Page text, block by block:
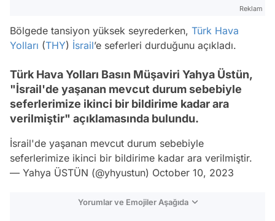
Reklam
Bölgede tansiyon yüksek seyrederken, Türk Hava
Yolları (THY) İsrail’e seferleri durduğunu açıkladı.
Türk Hava Yolları Basın Müşaviri Yahya Üstün,
"İsrail'de yaşanan mevcut durum sebebiyle
seferlerimize ikinci bir bildirime kadar ara
verilmiştir" açıklamasında bulundu.
İsrail'de yaşanan mevcut durum sebebiyle
seferlerimize ikinci bir bildirime kadar ara verilmiştir.
— Yahya ÜSTÜN (@yhyustun) October 10, 2023
Yorumlar ve Emojiler Aşağıda